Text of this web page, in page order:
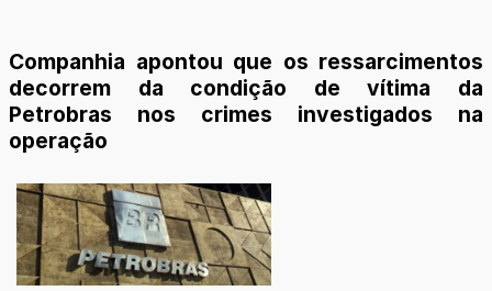
Companhia apontou que os ressarcimentos
decorrem da condição de vítima da
Petrobras nos crimes investigados na
operação